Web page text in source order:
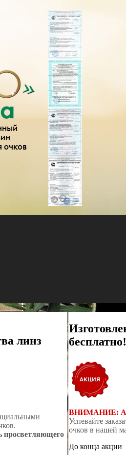
линз
просветляющего
бесплатно!
ВНИМАНИЕ:
Успевайте
очков в нашей
До конца акции